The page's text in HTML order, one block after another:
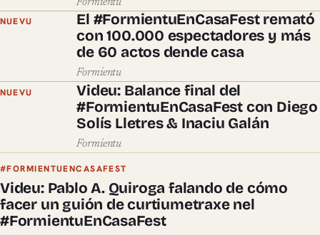
NUEVU
El #FormientuEnCasaFest remató
con 100.000 espectadores y más
de 60 actos dende casa
Formientu
NUEVU
Videu: Balance final del
#FormientuEnCasaFest con Diego
Solís Lletres & Inaciu Galán
Formientu
#FORMIENTUENCASAFEST
Videu: Pablo A. Quiroga falando de cómo
facer un guión de curtiumetraxe nel
#FormientuEnCasaFest